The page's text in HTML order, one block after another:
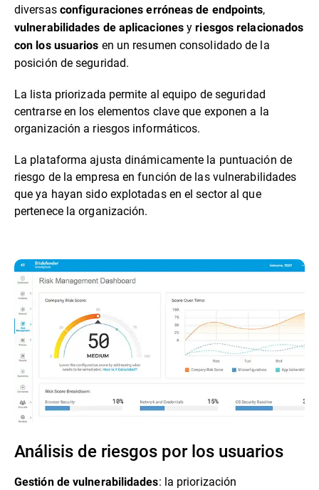
diversas configuraciones erróneas de endpoints,
vulnerabilidades de aplicaciones yriesgos relacionados
con los usuarios en un resumen consolidado de la
posición de seguridad.
La lista priorizada permite al equipo de seguridad
centrarse en los elementos clave que exponen a la
organización a riesgos informáticos.
La plataforma ajusta dinámicamente la puntuación de
riesgo de la empresa en función de las vulnerabilidades
que ya hayan sido explotadas en el sector al que
pertenece la organización.
Análisis de riesgos por los usuarios
Gestión de vulnerabilidades: la priorización